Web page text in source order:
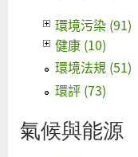
環境污染 (91)
健康 (10)
環境法規 (51)
環評 (73)
氣候與能源